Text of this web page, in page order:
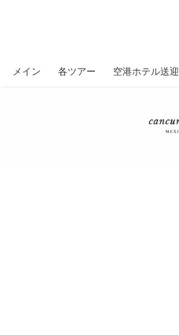
メイン 各ツアー 空港ホテル送迎